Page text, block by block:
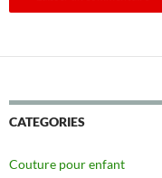
CATEGORIES
Couture pour enfant